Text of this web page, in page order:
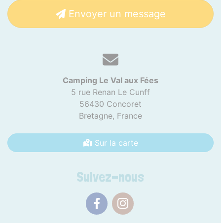
Envoyer un message
Camping Le Val aux Fées
5 rue Renan Le Cunff
56430 Concoret
Bretagne, France
Sur la carte
Suivez-nous